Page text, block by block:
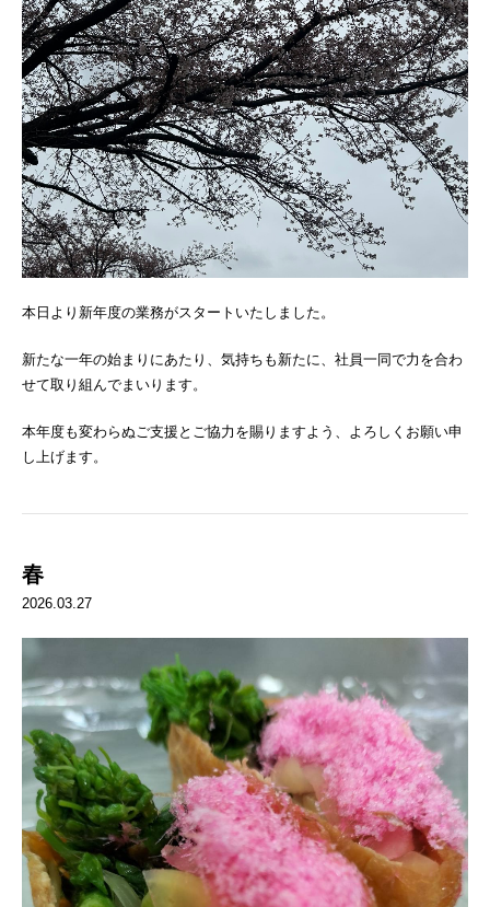
本日より新年度の業務がスタートいたしました。
新たな一年の始まりにあたり、気持ちも新たに、社員一同で力を合わ
せて取り組んでまいります。
本年度も変わらぬご支援とご協力を賜りますよう、よろしくお願い申
し上げます。
春
2026.03.27